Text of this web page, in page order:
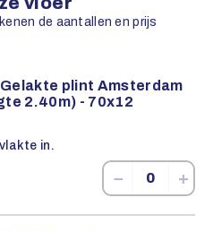
de aantallen en prijs
plint Amsterdam
2.40m) - 70x12
in.
− +